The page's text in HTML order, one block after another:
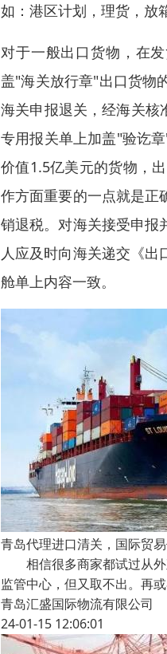
如：港区计划，理货，放
对于一般出口货物，在
盖"海关放行章"出口货物
海关申报退关，经海关核
专用报关单上加盖"验讫
价值1.5亿美元的货物，
作方面重要的一点就是正
销退税。对海关接受申报
人应及时向海关递交《
舱单上内容一致。
青岛代理进口清关，国际贸
相信很多商家都试过从外
监管中心，但又取不出。
青岛汇盛国际物流有限公司
24-01-15 12:06:01